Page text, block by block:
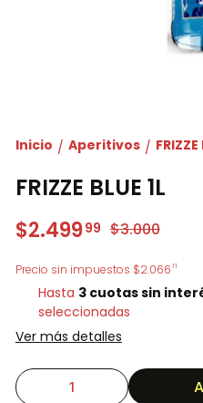
Inicio / Aperitivos / FRIZZE
FRIZZE BLUE 1L
$2.49999 $3.000
Precio sin impuestos $2.06611
Hasta 3 cuotas sin
seleccionadas
Ver más detalles